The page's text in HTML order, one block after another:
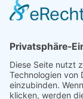
Samstag und
Fachgebiete